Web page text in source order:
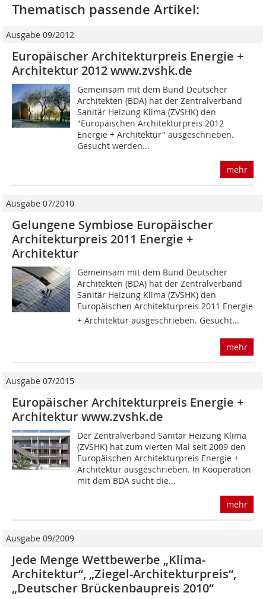
Thematisch passende Artikel:
Ausgabe 09/2012
Europäischer Architekturpreis Energie +
Architektur 2012 www.zvshk.de
Gemeinsam mit dem Bund Deutscher
Architekten (BDA) hat der Zentralverband
Sanitär Heizung Klima (ZVSHK) den
"Europäischen Architekturpreis 2012
Energie + Architektur" ausgeschrieben.
Gesucht werden...
mehr
Ausgabe 07/2010
Gelungene Symbiose Europäischer
Architekturpreis 2011 Energie +
Architektur
Gemeinsam mit dem Bund Deutscher
Architekten (BDA) hat der Zentralverband
Sanitär Heizung Klima (ZVSHK) den
Europäischen Architekturpreis 2011 Energie
+ Architektur ausgeschrieben. Gesucht...
mehr
Ausgabe 07/2015
Europäischer Architekturpreis Energie +
Architektur www.zvshk.de
Der Zentralverband Sanitär Heizung Klima
(ZVSHK) hat zum vierten Mal seit 2009 den
Europäischen Architekturpreis Energie +
Architektur ausgeschrieben. In Kooperation
mit dem BDA sucht die...
mehr
Ausgabe 09/2009
Jede Menge Wettbewerbe „Klima-
Architektur“, „Ziegel-Architekturpreis“,
„Deutscher Brückenbaupreis 2010“